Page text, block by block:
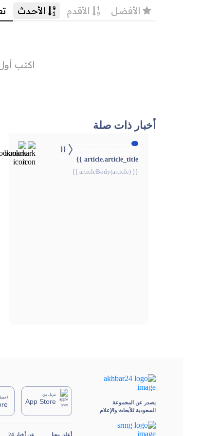
أخبار ذات صلة
{{
article.article_title }}
{{ articleBody(article) }}
يصدر عن المجموعة
السعودية للأبحاث والإعلام
تنزيل من
App Store
أعلن معنا عن أخبار 24